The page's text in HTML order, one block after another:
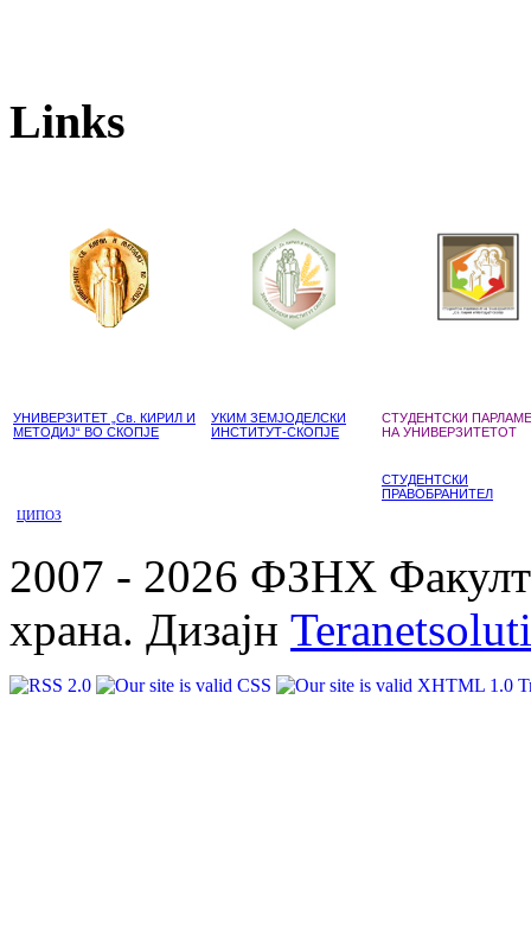
Links
УНИВЕРЗИТЕТ „Св. КИРИЛ И
МЕТОДИЈ“ ВО СКОПЈЕ
УКИМ ЗЕМЈОДЕЛСКИ
ИНСТИТУТ-СКОПЈЕ
СТУДЕНТСКИ
НА УНИВЕРЗИТЕТОТ
СТУДЕНТСКИ
ПРАВОБРАНИТЕЛ
ЦИПОЗ
2007 - 2026 ФЗНХ
храна. Дизајн